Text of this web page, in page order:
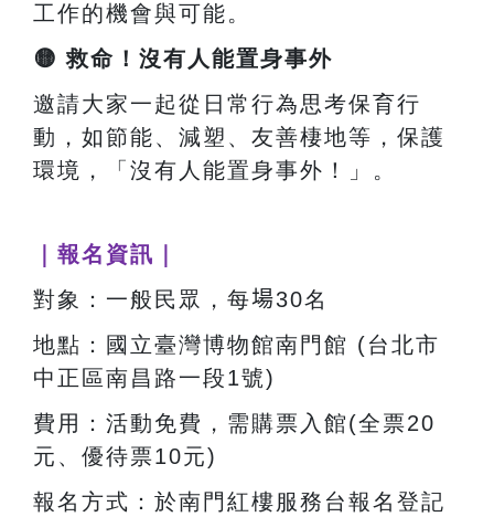
工作的機會與可能。
🟡 救命！沒有人能置身事外
邀請大家一起從日常行為思考保育行
動，如節能、減塑、友善棲地等，保護
環境，「沒有人能置身事外！」。
｜報名資訊｜
對象：一般民眾，每場30名
地點：國立臺灣博物館南門館 (台北市
中正區南昌路一段1號)
費用：活動免費，需購票入館(全票20
元、優待票10元)
報名方式：於南門紅樓服務台報名登記